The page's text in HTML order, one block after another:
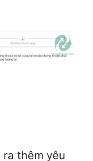
ra thêm yêu